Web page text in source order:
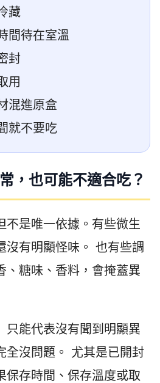
藏
間待在室溫
封
用
混進原盒
就不要吃
，也可能不適合吃？
不是唯一依據。有些微生
沒有明顯怪味。 也有些調
、糖味、香料，會掩蓋異
只能代表沒有聞到明顯異
全沒問題。 尤其是已開封
保存時間、保存溫度或取